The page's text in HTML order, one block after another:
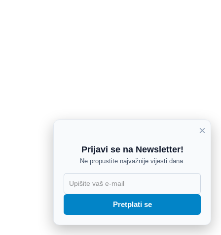
×
Prijavi se na Newsletter!
Ne propustite najvažnije vijesti dana.
Pretplati se